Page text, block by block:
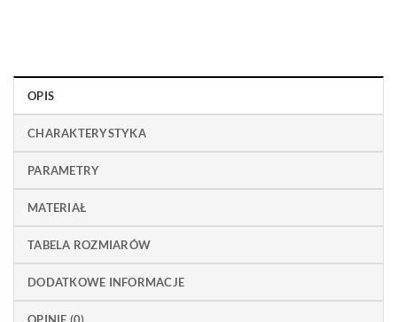
OPIS
CHARAKTERYSTYKA
PARAMETRY
MATERIAŁ
TABELA ROZMIARÓW
DODATKOWE INFORMACJE